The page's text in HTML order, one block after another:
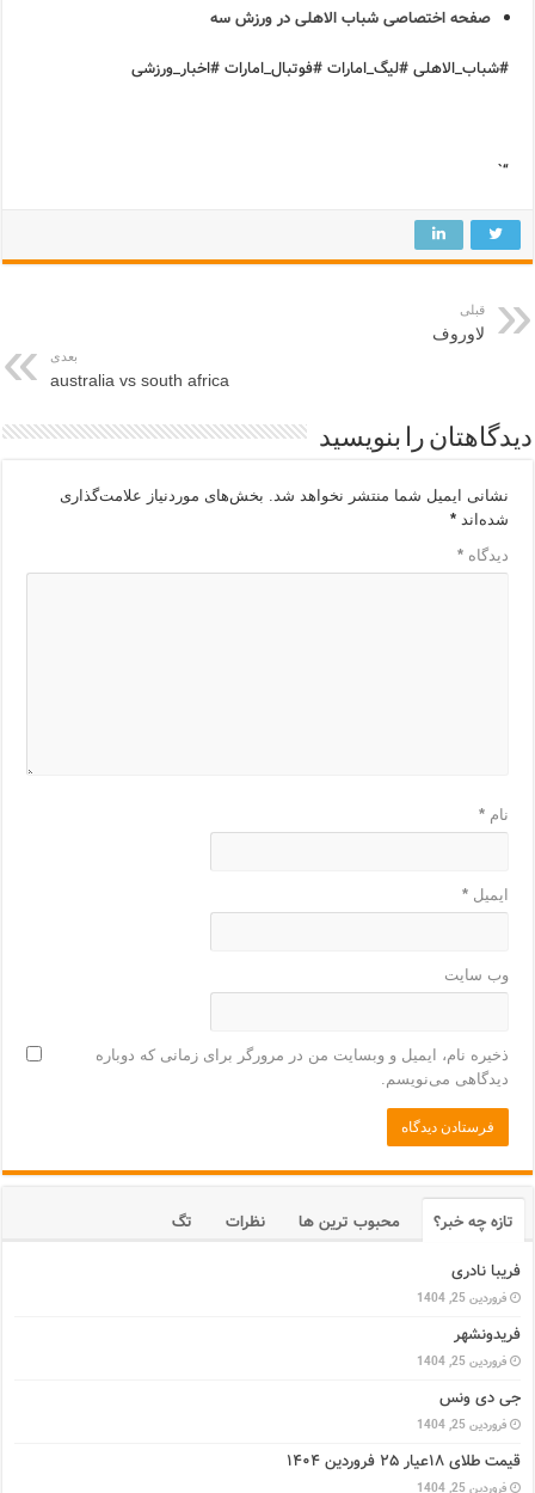
صفحه اختصاصی شباب الاهلی در ورزش سه
#شباب_الاهلی #لیگ_امارات #فوتبال_امارات #اخبار_ورزشی
“`
قبلی
لاوروف
بعدی
australia vs south africa
دیدگاهتان را بنویسید
نشانی ایمیل شما منتشر نخواهد شد.
بخش‌های موردنیاز علامت‌گذاری
شده‌اند*
دیدگاه*
نام*
ایمیل*
وب‌ سایت
ذخیره نام، ایمیل و وبسایت من در مرورگر برای زمانی که دوباره
دیدگاهی می‌نویسم.
تازه چه خبر؟ محبوب ترین ها نظرات
تگ
فریبا نادری
فروردین 25, 1404
فریدونشهر
فروردین 25, 1404
جی دی ونس
فروردین 25, 1404
قیمت طلای ۱۸عیار ۲۵ فروردین ۱۴۰۴
فروردین 25, 1404